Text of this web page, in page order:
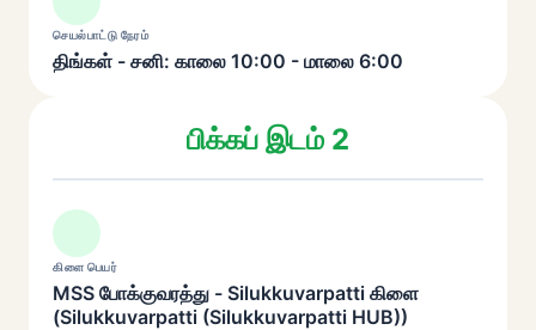
செயல்பாட்டு நேரம்
திங்கள் - சனி: காலை 10:00 - மாலை 6:00
பிக்கப் இடம் 2
கிளை பெயர்
MSS போக்குவரத்து - Silukkuvarpatti கிளை
(Silukkuvarpatti (Silukkuvarpatti HUB))